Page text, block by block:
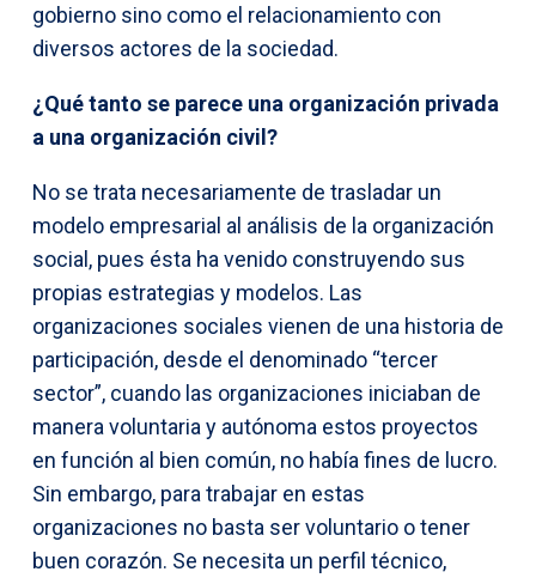
gobierno sino como el relacionamiento con
diversos actores de la sociedad.
¿Qué tanto se parece una organización privada
a una organización civil?
No se trata necesariamente de trasladar un
modelo empresarial al análisis de la organización
social, pues ésta ha venido construyendo sus
propias estrategias y modelos. Las
organizaciones sociales vienen de una historia de
participación, desde el denominado “tercer
sector”, cuando las organizaciones iniciaban de
manera voluntaria y autónoma estos proyectos
en función al bien común, no había fines de lucro.
Sin embargo, para trabajar en estas
organizaciones no basta ser voluntario o tener
buen corazón. Se necesita un perfil técnico,